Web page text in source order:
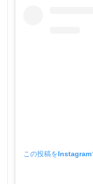
この投稿をInstagram